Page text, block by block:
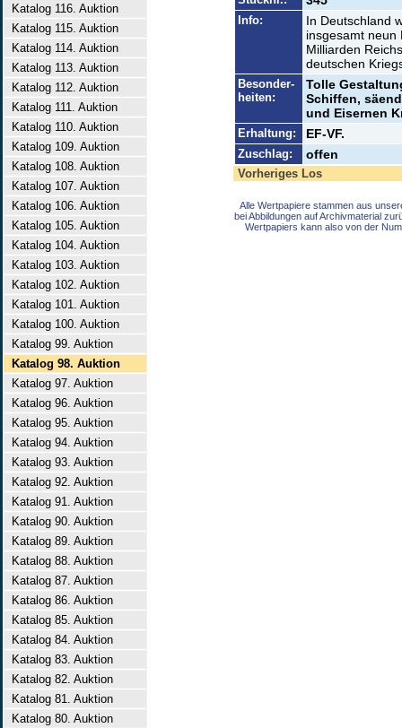
Katalog 116. Auktion
Katalog 115. Auktion
Katalog 114. Auktion
Katalog 113. Auktion
Katalog 112. Auktion
Katalog 111. Auktion
Katalog 110. Auktion
Katalog 109. Auktion
Katalog 108. Auktion
Katalog 107. Auktion
Katalog 106. Auktion
Katalog 105. Auktion
Katalog 104. Auktion
Katalog 103. Auktion
Katalog 102. Auktion
Katalog 101. Auktion
Katalog 100. Auktion
Katalog 99. Auktion
Katalog 98. Auktion
Katalog 97. Auktion
Katalog 96. Auktion
Katalog 95. Auktion
Katalog 94. Auktion
Katalog 93. Auktion
Katalog 92. Auktion
Katalog 91. Auktion
Katalog 90. Auktion
Katalog 89. Auktion
Katalog 88. Auktion
Katalog 87. Auktion
Katalog 86. Auktion
Katalog 85. Auktion
Katalog 84. Auktion
Katalog 83. Auktion
Katalog 82. Auktion
Katalog 81. Auktion
Katalog 80. Auktion
Info:
In Deutschland
insgesamt neun
Milliarden
deutschen
Besonder-
heiten:
Tolle
Schiffen,
und Eisernen
Erhaltung: EF-VF.
Zuschlag: offen
Vorheriges Los
Alle Wertpapiere stammen aus
bei Abbildungen auf Archivmaterial
Wertpapiers kann also von der